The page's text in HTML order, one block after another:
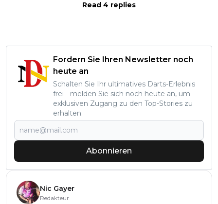
Read 4 replies
Fordern Sie Ihren Newsletter noch
heute an
Schalten Sie Ihr ultimatives Darts-Erlebnis
frei - melden Sie sich noch heute an, um
exklusiven Zugang zu den Top-Stories zu
erhalten.
Abonnieren
Nic Gayer
Redakteur